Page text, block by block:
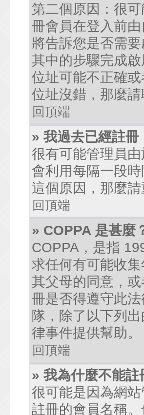
第二個原因：很
冊會員在登入前
將告訴您是否需
其中的步驟完成
位址可能不正確
位址沒錯，那麼
回頂端
» 我過去已經註
很有可能管理員
會利用每隔一段
這個原因，那麼
回頂端
» COPPA 是甚麼
COPPA，是指
求任何有可能收
其父母的同意，
冊是否得遵守此
隊，除了以下列
律事件提供幫助。
回頂端
» 我為什麼不能註
很可能是因為網
註冊的會員名稱